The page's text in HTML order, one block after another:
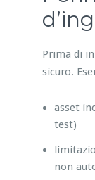
Prima di
sicuro.
asset
test)
non